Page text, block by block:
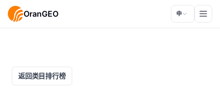
OranGEO 中
返回类目排行榜